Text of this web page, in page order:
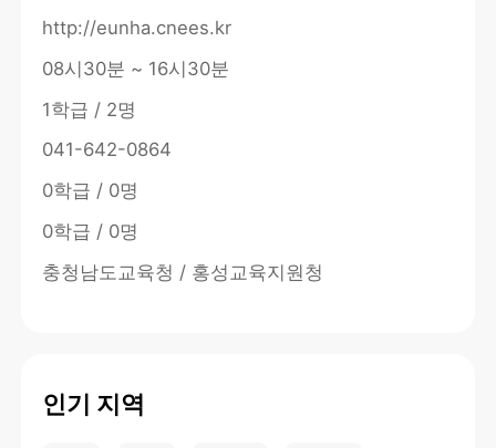
http://eunha.cnees.kr
08시30분 ~ 16시30분
1학급 / 2명
041-642-0864
0학급 / 0명
0학급 / 0명
충청남도교육청 / 홍성교육지원청
인기 지역